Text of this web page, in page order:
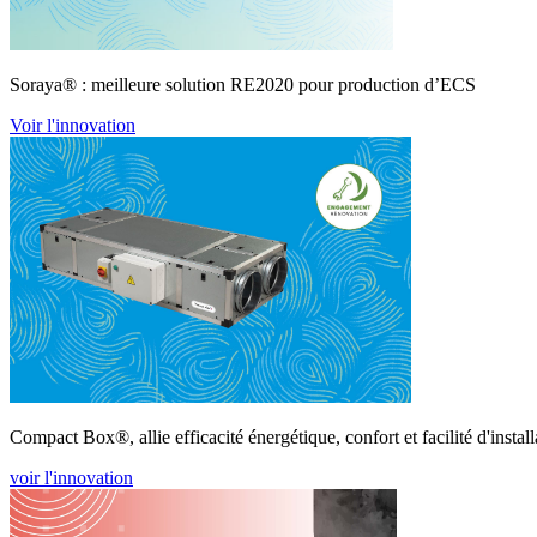
Soraya® : meilleure solution RE2020 pour production d’ECS
Voir l'innovation
Compact Box®, allie efficacité énergétique, confort et facilité
voir l'innovation